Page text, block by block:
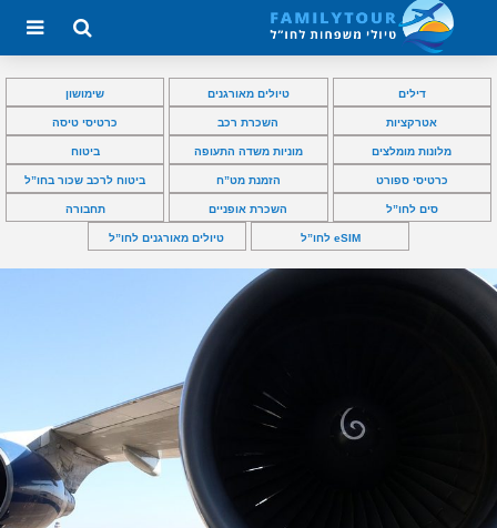
דילים טיולים מאורגנים שימושון
אטרקציות השכרת רכב כרטיסי טיסה
מלונות מומלצים מוניות משדה התעופה ביטוח
כרטיסי ספורט הזמנת מט”ח ביטוח לרכב שכור בחו”ל
סים לחו”ל השכרת אופניים תחבורה
eSIM לחו”ל טיולים מאורגנים לחו”ל